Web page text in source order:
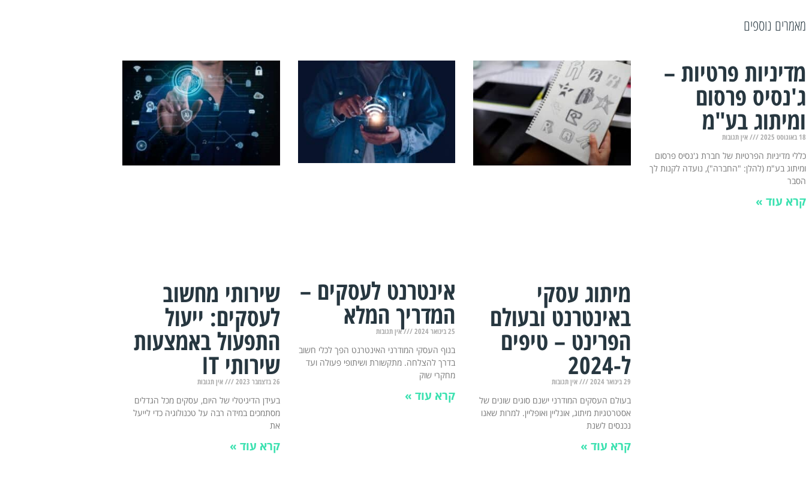
מאמרים נוספים
מדיניות פרטיות –
ג'נסיס פרסום
ומיתוג בע"מ
18 באוגוסט 2025 אין תגובות
כללי מדיניות הפרטיות של חברת ג'נסיס פרסום
ומיתוג בע"מ (להלן: "החברה"), נועדה לקנות לך
הסבר
קרא עוד »
מיתוג עסקי
באינטרנט ובעולם
הפרינט – טיפים
ל-2024
29 בינואר 2024 אין תגובות
בעולם העסקים המודרני ישנם סוגים שונים של
אסטרטגיות מיתוג, אונליין ואופליין. למרות שאנו
נכנסים לשנת
קרא עוד »
אינטרנט לעסקים –
המדריך המלא
25 בינואר 2024 אין תגובות
בנוף העסקי המודרני האינטרנט הפך לכלי חשוב
בדרך להצלחה. מתקשורת ושיתופי פעולה ועד
מחקרי שוק
קרא עוד »
שירותי מחשוב
לעסקים: ייעול
התפעול באמצעות
שירותי IT
26 בדצמבר 2023 אין תגובות
בעידן הדיגיטלי של היום, עסקים מכל הגדלים
מסתמכים במידה רבה על טכנולוגיה כדי לייעל
את
קרא עוד »